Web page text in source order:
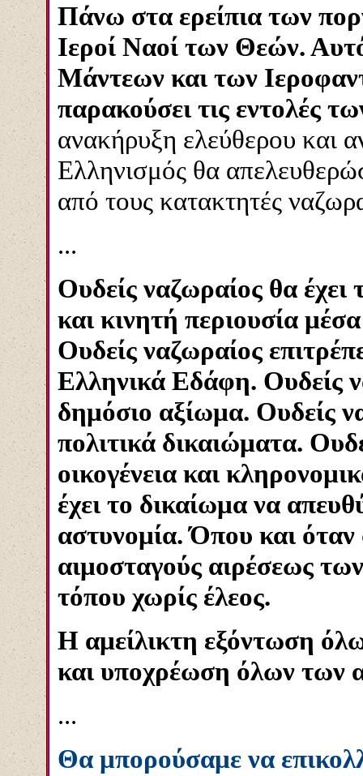
Πάνω στα ερείπια των
Ιεροί Ναοί των Θεών.
Μάντεων και των
παρακούσει τις εντολές
ανακήρυξη ελεύθερου και
Ελληνισμός θα
από τους κατακτητές
...
Ουδείς ναζωραίος θα έχει
και κινητή περιουσία
Ουδείς ναζωραίος
Ελληνικά Εδάφη. Ουδείς
δημόσιο αξίωμα. Ουδείς
πολιτικά δικαιώματα.
οικογένεια και
έχει το δικαίωμα να
αστυνομία. Όπου και όταν
αιμοσταγούς αιρέσεως
τόπου χωρίς έλεος.
Η αμείλικτη εξόντωση
και υποχρέωση όλων των
...
Θα μπορούσαμε να